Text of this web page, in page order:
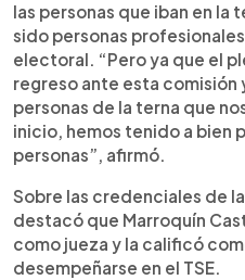
las personas que iban en la
sido personas
electoral. “Pero ya que el
regreso ante esta comisión
personas de la terna que
inicio, hemos tenido a bien
personas”, afirmó.
Sobre las credenciales de
destacó que Marroquín
como jueza y la calificó
desempeñarse en el TSE.